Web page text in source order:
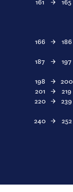
166 → 186
187 → 197
198 → 200
201 → 219
220 → 239
240 → 252